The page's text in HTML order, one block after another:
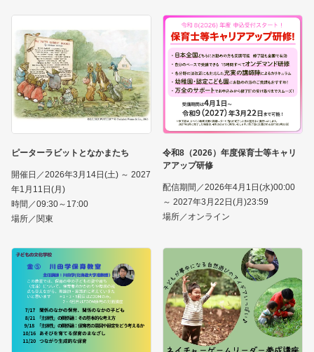
ピーターラビットとなかまたち
開催日／2026年3月14日(土) ～ 2027
年1月11日(月)
時間／09:30～17:00
場所／関東
令和8（2026）年度保育士等キャリ
アアップ研修
配信期間／2026年4月1日(水)00:00
～ 2027年3月22日(月)23:59
場所／オンライン